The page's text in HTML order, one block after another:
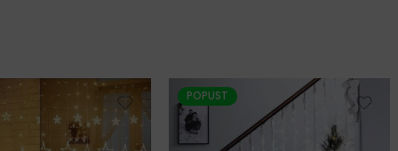
POPUST